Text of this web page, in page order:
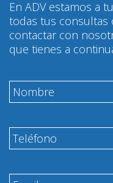
En ADV estamos a
todas tus consultas
contactar con
que tienes a